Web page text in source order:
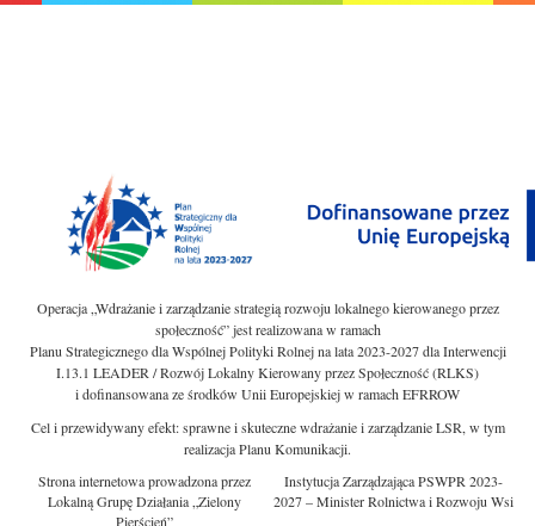
Operacja „Wdrażanie i zarządzanie strategią rozwoju lokalnego kierowanego przez
społeczność” jest realizowana w ramach
Planu Strategicznego dla Wspólnej Polityki Rolnej na lata 2023-2027 dla Interwencji
I.13.1 LEADER / Rozwój Lokalny Kierowany przez Społeczność (RLKS)
i dofinansowana ze środków Unii Europejskiej w ramach EFRROW
Cel i przewidywany efekt: sprawne i skuteczne wdrażanie i zarządzanie LSR, w tym
realizacja Planu Komunikacji.
Strona internetowa prowadzona przez
Lokalną Grupę Działania „Zielony
Pierścień”
Instytucja Zarządzająca PSWPR 2023-
2027 – Minister Rolnictwa i Rozwoju Wsi